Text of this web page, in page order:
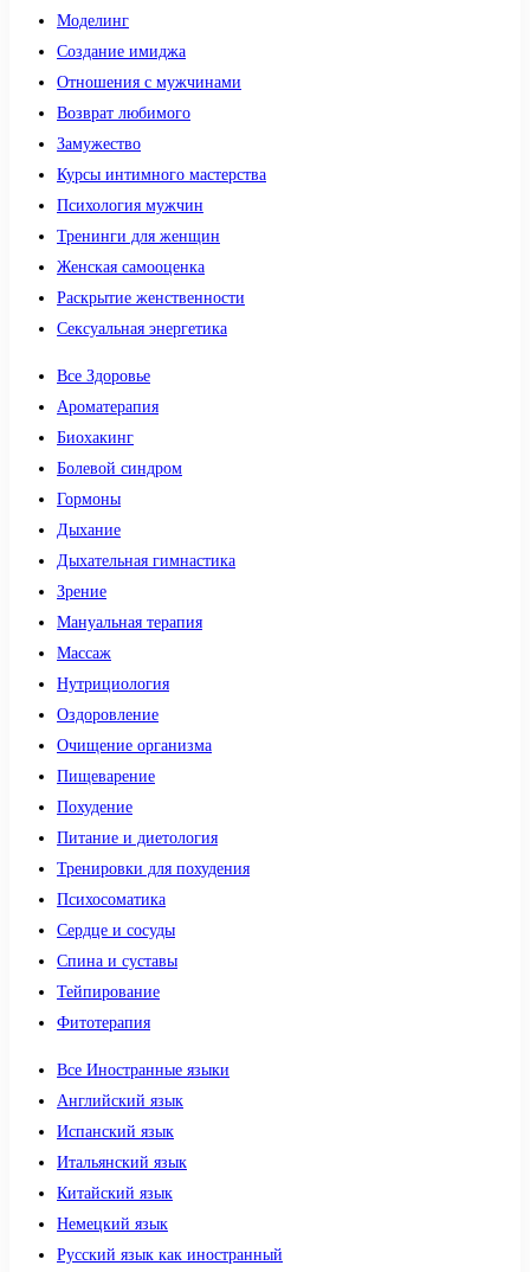
Моделинг
Создание имиджа
Отношения с мужчинами
Возврат любимого
Замужество
Курсы интимного мастерства
Психология мужчин
Тренинги для женщин
Женская самооценка
Раскрытие женственности
Сексуальная энергетика
Все Здоровье
Ароматерапия
Биохакинг
Болевой синдром
Гормоны
Дыхание
Дыхательная гимнастика
Зрение
Мануальная терапия
Массаж
Нутрициология
Оздоровление
Очищение организма
Пищеварение
Похудение
Питание и диетология
Тренировки для похудения
Психосоматика
Сердце и сосуды
Спина и суставы
Тейпирование
Фитотерапия
Все Иностранные языки
Английский язык
Испанский язык
Итальянский язык
Китайский язык
Немецкий язык
Русский язык как иностранный